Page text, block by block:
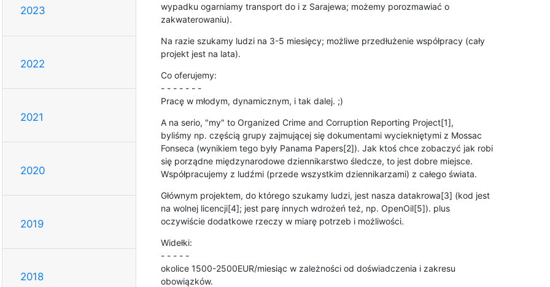
2023
2022
2021
2020
2019
2018
wypadku ogarniamy transport do i z Sarajewa; możemy porozmawiać o
zakwaterowaniu).
Na razie szukamy ludzi na 3-5 miesięcy; możliwe przedłużenie współpracy (cały
projekt jest na lata).
Co oferujemy:
- - - - - - -
Pracę w młodym, dynamicznym, i tak dalej. ;)
A na serio, "my" to Organized Crime and Corruption Reporting Project[1],
byliśmy np. częścią grupy zajmującej się dokumentami wyciekniętymi z Mossac
Fonseca (wynikiem tego były Panama Papers[2]). Jak ktoś chce zobaczyć jak robi
się porządne międzynarodowe dziennikarstwo śledcze, to jest dobre miejsce.
Współpracujemy z ludźmi (przede wszystkim dziennikarzami) z całego świata.
Głównym projektem, do którego szukamy ludzi, jest nasza datakrowa[3] (kod jest
na wolnej licencji[4]; jest parę innych wdrożeń też, np. OpenOil[5]). plus
oczywiście dodatkowe rzeczy w miarę potrzeb i możliwości.
Widełki:
- - - - -
okolice 1500-2500EUR/miesiąc w zależności od doświadczenia i zakresu
obowiązków.